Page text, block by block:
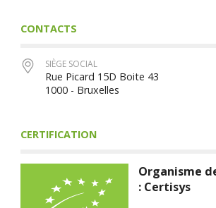
CONTACTS
SIÈGE SOCIAL
Rue Picard 15D Boite 43
1000 - Bruxelles
CERTIFICATION
Organisme
: Certisys